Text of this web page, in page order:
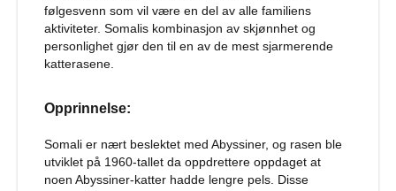
r
t
i
l
n
G
o
følgesvenn som vil være en del av alle familiens
aktiviteter. Somalis kombinasjon av skjønnhet og
personlighet gjør den til en av de mest sjarmerende
katterasene.
Opprinnelse:
Somali er nært beslektet med Abyssiner, og rasen ble
utviklet på 1960-tallet da oppdrettere oppdaget at
noen Abyssiner-katter hadde lengre pels. Disse